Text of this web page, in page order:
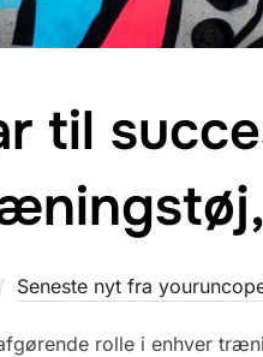
til
Seneste nyt fra
rolle i enhver